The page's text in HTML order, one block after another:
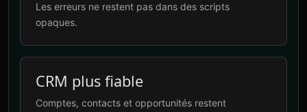
Les erreurs ne restent pas dans des scripts
opaques.
CRM plus fiable
Comptes, contacts et opportunités restent